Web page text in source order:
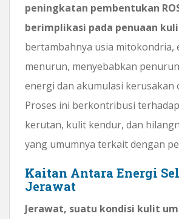
peningkatan pembentukan
berimplikasi pada penuaan
bertambahnya usia mitokondria,
menurun, menyebabkan
energi dan akumulasi kerusakan
Proses ini berkontribusi
kerutan, kulit kendur, dan
yang umumnya terkait dengan
Kaitan Antara Energi
Jerawat
Jerawat, suatu kondisi kulit